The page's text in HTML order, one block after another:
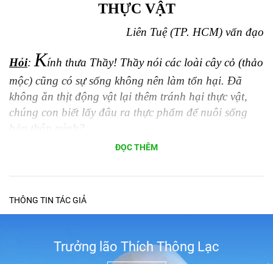
THỰC VẬT
Liên Tuệ (TP. HCM) vấn đạo
Hỏi:Kính thưa Thầy! Thầy nói các loài cây cỏ (thảo
mộc) cũng có sự sống không nên làm tổn hại. Đã
không ăn thịt động vật lại thêm tránh hại thực vật,
chúng con biết lấy đâu ra thực phẩm để nuôi sống
bản thân mình?
: Con có biết môi trường sống không con? Môi
sống thì loài vật sau sẽ xuất hiện. Cho nên, loài vật
này sống trên sự chết của loài vật khác (không phải
Sự sống của muôn loài là sự vô thường, nay sống mai
ĐỌC THÊM
THÔNG TIN TÁC GIẢ
Trưởng lão Thích Thông Lạc